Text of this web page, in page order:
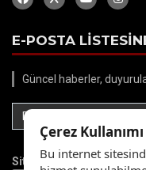
E-POSTA
Güncel haberler,
E-Posta adresinizi
Site İstatistikleri
Çerez Kullanımı
Bu internet